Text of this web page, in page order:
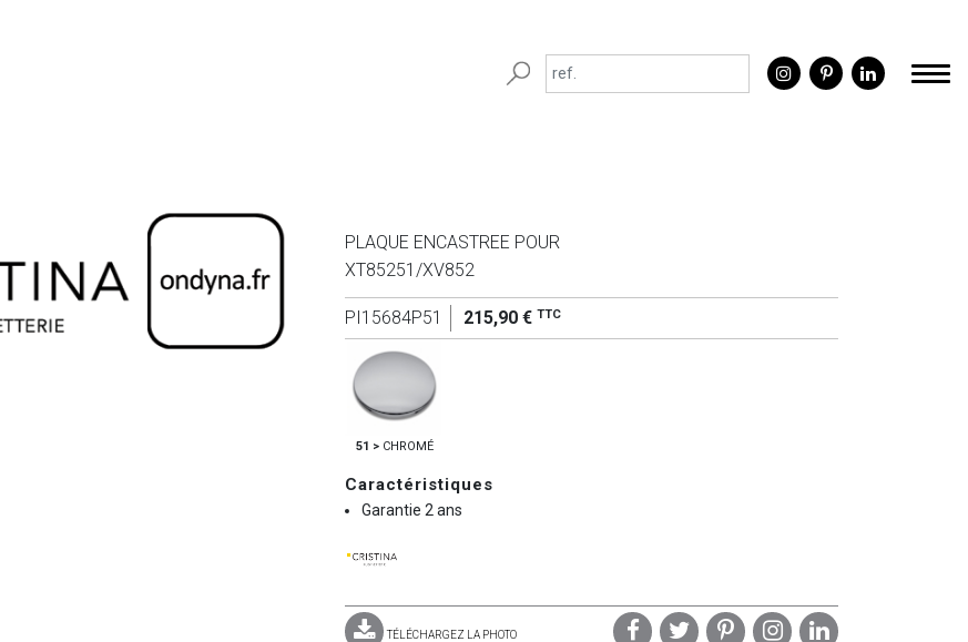
PLAQUE ENCASTREE POUR
XT85251/XV852
PI15684P51 215,90 € TTC
51 >CHROMÉ
Caractéristiques
Garantie 2 ans
TÉLÉCHARGEZ LA PHOTO